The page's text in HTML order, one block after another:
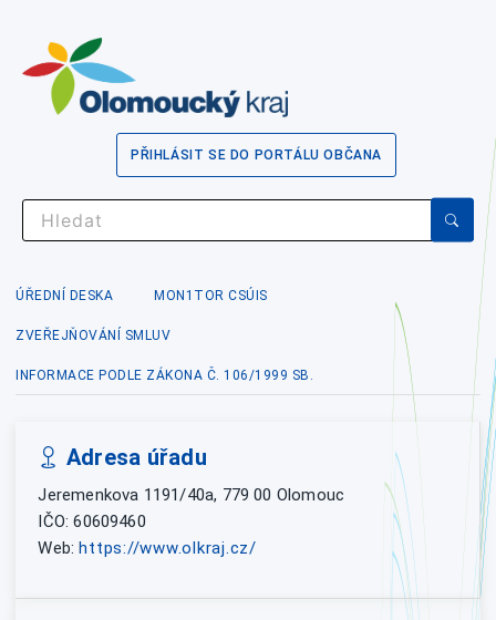
PŘIHLÁSIT SE DO PORTÁLU OBČANA
ÚŘEDNÍ DESKA MON1TOR CSÚIS
ZVEŘEJŇOVÁNÍ SMLUV
INFORMACE PODLE ZÁKONA Č. 106/1999 SB.
Adresa úřadu
Jeremenkova 1191/40a, 779 00 Olomouc
IČO: 60609460
Web: https://www.olkraj.cz/